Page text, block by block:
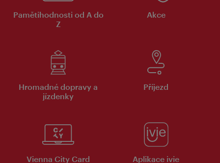
Pamětihodnosti od A do
Z
Akce
Hromadné dopravy a
jízdenky
Příjezd
Vienna City Card Aplikace ivie